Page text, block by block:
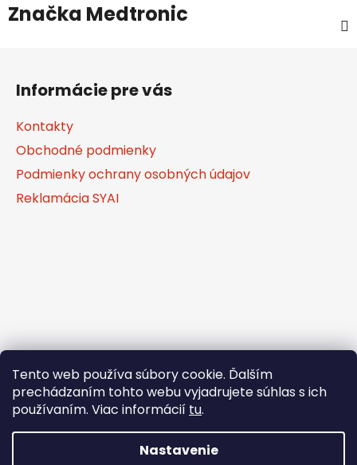
Tento web používa súbory cookie. Ďalším
prechádzaním tohto webu vyjadrujete súhlas s ich
používaním. Viac informácií tu.
Nastavenie
Značka Medtronic
Informácie pre vás
Kontakty
Obchodné podmienky
Podmienky ochrany osobných údajov
Reklamácia SYAI